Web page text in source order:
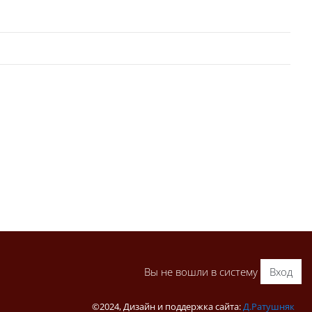
Вы не вошли в систему Вход
©2024, Дизайн и поддержка сайта:Д.Ратушняк